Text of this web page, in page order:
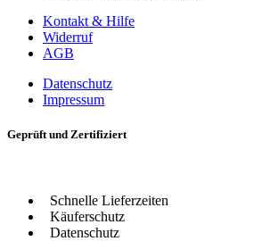
Kontakt & Hilfe
Widerruf
AGB
Datenschutz
Impressum
Geprüft und Zertifiziert
Schnelle Lieferzeiten
Käuferschutz
Datenschutz